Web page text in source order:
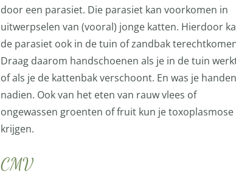
door een parasiet. Die parasiet kan voorkomen in
uitwerpselen van (vooral) jonge katten. Hierdoor
de parasiet ook in de tuin of zandbak
Draag daarom handschoenen als je in de tuin
of als je de kattenbak verschoont. En was je handen
nadien. Ook van het eten van rauw vlees of
ongewassen groenten of fruit kun je toxoplasmose
krijgen.
CMV